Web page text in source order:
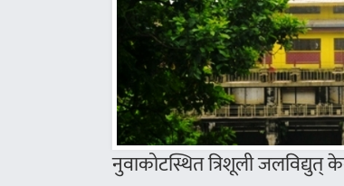
नुवाकोटस्थित त्रिशूली